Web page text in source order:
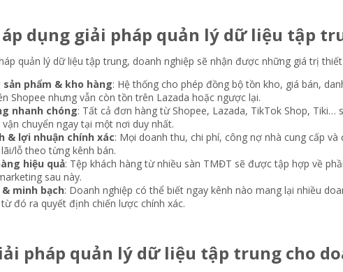
dụng giải pháp quản lý dữ liệu tập
quản lý dữ liệu tập trung, doanh nghiệp sẽ nhận được những giá trị
sản phẩm & kho hàng: Hệ thống cho phép đồng bộ tồn kho, giá bán,
Shopee nhưng vẫn còn tồn trên Lazada hoặc ngược lại.
nhanh chóng: Tất cả đơn hàng từ Shopee, Lazada, TikTok Shop,
chuyển ngay tại một nơi duy nhất.
& lợi nhuận chính xác: Mọi doanh thu, chi phí, công nợ nhà cung cấp
lỗ theo từng kênh bán.
hiệu quả: Tệp khách hàng từ nhiều sàn TMĐT sẽ được tập hợp về
sau này.
minh bạch: Doanh nghiệp có thể biết ngay kênh nào mang lại nhiều
đó ra quyết định chiến lược chính xác.
pháp quản lý dữ liệu tập trung cho